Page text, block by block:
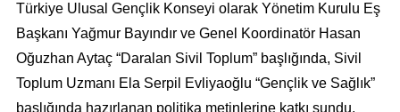
Türkiye Ulusal Gençlik Konseyi olarak Yönetim Kurulu Eş
Başkanı Yağmur Bayındır ve Genel Koordinatör Hasan
Oğuzhan Aytaç “Daralan Sivil Toplum” başlığında, Sivil
Toplum Uzmanı Ela Serpil Evliyaoğlu “Gençlik ve Sağlık”
başlığında hazırlanan politika metinlerine katkı sundu.